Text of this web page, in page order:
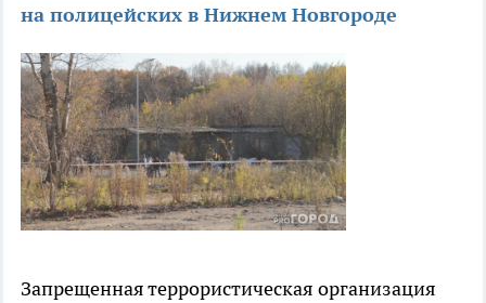
на полицейских в Нижнем Новгороде
Запрещенная террористическая организация